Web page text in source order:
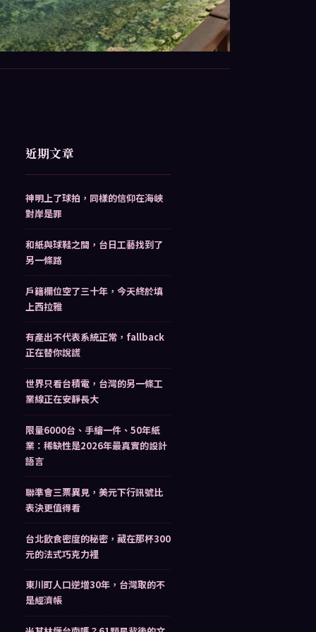
近期文章
神明上了球拍，同樣的信仰在海峽
對岸是罪
和紙與球鞋之間，台日工藝找到了
另一條路
戶籍欄位空了三十年，今天終於填
上西拉雅
有產出不代表系統正常，fallback
正在替你說謊
世界只看台積電，台灣的另一條工
業線正在安靜長大
限量6000台、手繪一件、50年紙
業：稀缺性是2026年最真實的設計
語言
聯準會三票異見，美元下行訊號比
表決更值得看
台北飲食密度的秘密，藏在那杯300
元的法式巧克力裡
東川町人口逆增30年，台灣取的不
是經濟帳